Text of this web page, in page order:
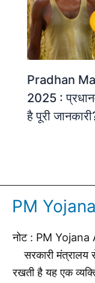
Pradhan
2025 :
है पूरी
PM
नोट : PM Yojana
सरकारी मंत्रालय
रखती है यह एक